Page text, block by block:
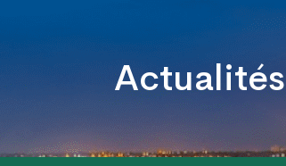
Actualités